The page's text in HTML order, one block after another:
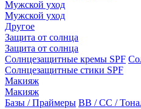
Мужской уход
Мужской уход
Другое
Защита от солнца
Защита от солнца
Солнцезащитные кремы SPF
Солнцезащитные стики SPF
Макияж
Макияж
Базы / Праймеры BB / CC /